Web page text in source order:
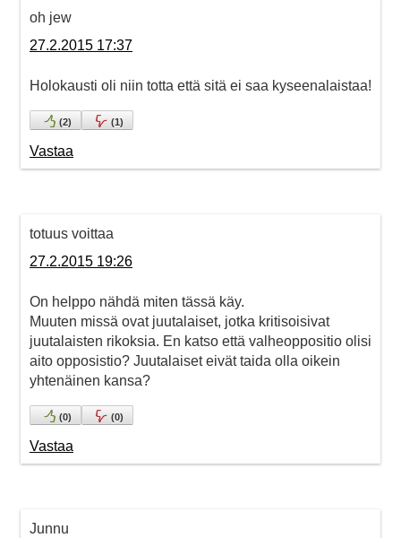
oh jew
27.2.2015 17:37
Holokausti oli niin totta että sitä ei saa kyseenalaistaa!
(2) (1)
Vastaa
totuus voittaa
27.2.2015 19:26
On helppo nähdä miten tässä käy.
Muuten missä ovat juutalaiset, jotka kritisoisivat
juutalaisten rikoksia. En katso että valheoppositio olisi
aito opposistio? Juutalaiset eivät taida olla oikein
yhtenäinen kansa?
(0) (0)
Vastaa
Junnu